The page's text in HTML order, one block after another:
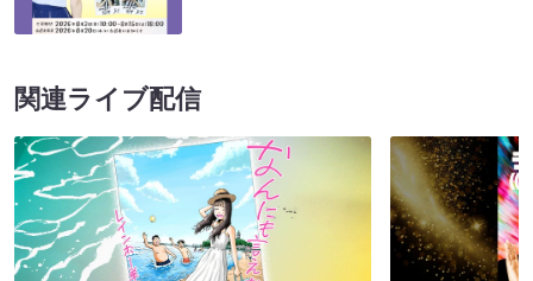
関連ライブ配信